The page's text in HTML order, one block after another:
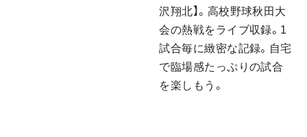
沢翔北】。高校野球秋田大
会の熱戦をライブ収録。1
試合毎に緻密な記録。自宅
で臨場感たっぷりの試合
を楽しもう。